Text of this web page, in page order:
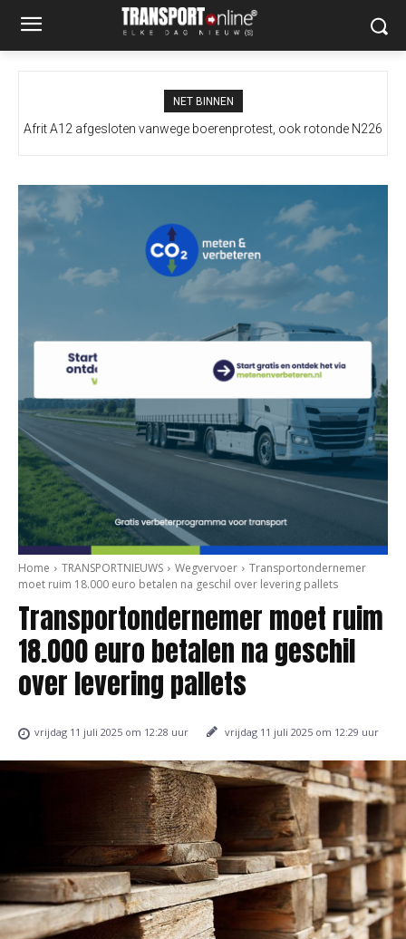
NET BINNEN
Afrit A12 afgesloten vanwege boerenprotest, ook rotonde N226
Home TRANSPORTNIEUWS Wegvervoer
Transportondernemer
moet ruim 18.000 euro betalen na geschil over levering pallets
Transportondernemer moet ruim
18.000 euro betalen na geschil
over levering pallets
vrijdag 11 juli 2025 om 12:28 uur vrijdag 11 juli 2025 om 12:29 uur